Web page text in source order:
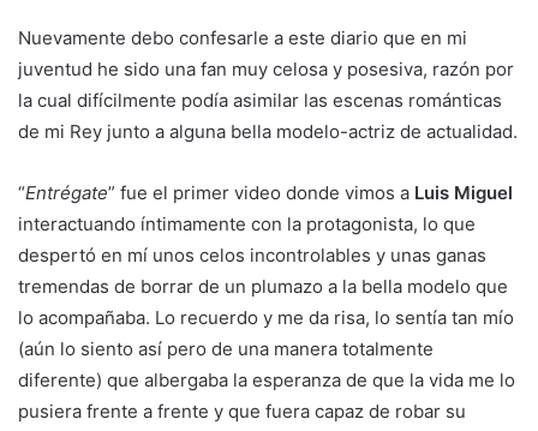
Nuevamente debo confesarle a este diario que en mi
juventud he sido una fan muy celosa y posesiva, razón por
la cual difícilmente podía asimilar las escenas románticas
de mi Rey junto a alguna bella modelo-actriz de actualidad.
“Entrégate” fue el primer video donde vimos a Luis Miguel
interactuando íntimamente con la protagonista, lo que
despertó en mí unos celos incontrolables y unas ganas
tremendas de borrar de un plumazo a la bella modelo que
lo acompañaba. Lo recuerdo y me da risa, lo sentía tan mío
(aún lo siento así pero de una manera totalmente
diferente) que albergaba la esperanza de que la vida me lo
pusiera frente a frente y que fuera capaz de robar su